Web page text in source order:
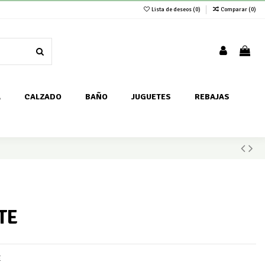
Lista de deseos (0) Comparar (0)
CALZADO BAÑO JUGUETES REBAJAS